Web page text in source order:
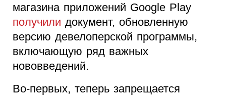
магазина приложений Google Play
получили документ, обновленную
версию девелоперской программы,
включающую ряд важных
нововведений.
Во-первых, теперь запрещается